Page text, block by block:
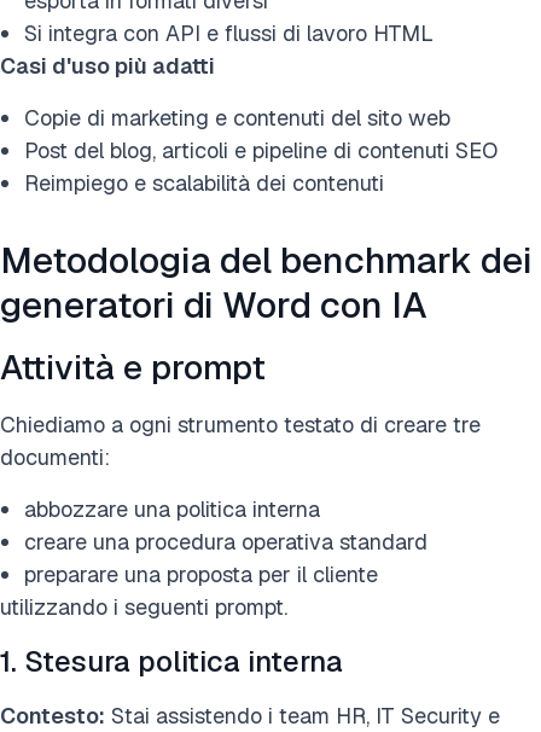
Si integra con API e flussi di lavoro HTML
Casi d'uso più adatti
Copie di marketing e contenuti del sito web
Post del blog, articoli e pipeline di contenuti SEO
Reimpiego e scalabilità dei contenuti
Metodologia del benchmark dei
generatori di Word con IA
Attività e prompt
Chiediamo a ogni strumento testato di creare tre
documenti:
abbozzare una politica interna
creare una procedura operativa standard
preparare una proposta per il cliente
utilizzando i seguenti prompt.
1. Stesura politica interna
Contesto: Stai assistendo i team HR, IT Security e